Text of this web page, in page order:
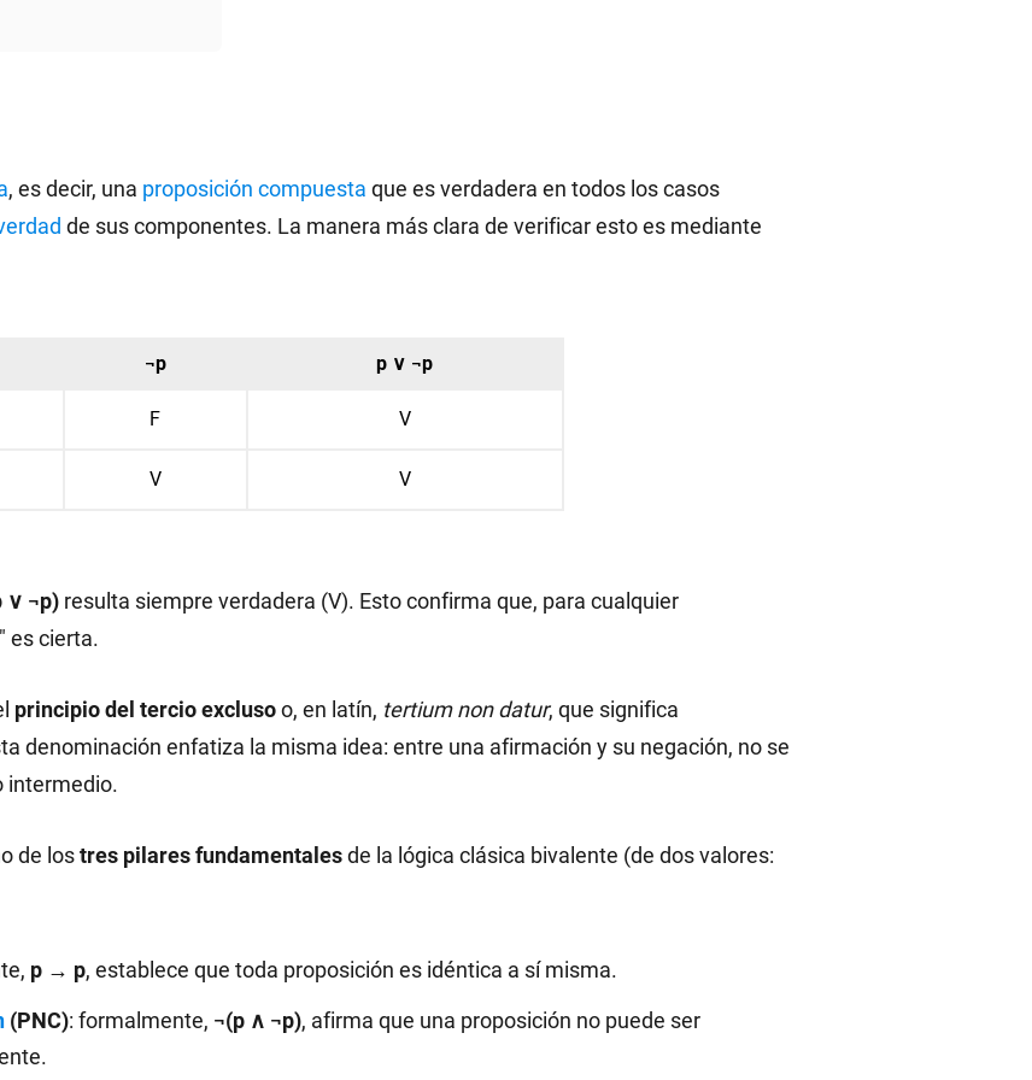
, es decir, una proposición compuesta que es verdadera en todos los casos
de sus componentes. La manera más clara de verificar esto es mediante
¬p p ∨ ¬p
F V
V V
∨ ¬p) resulta siempre verdadera (V). Esto confirma que, para cualquier
es cierta.
principio del tercio exclusoo, en latín, tertium non datur, que significa
denominación enfatiza la misma idea: entre una afirmación y su negación, no se
intermedio.
de lostres pilares fundamentalesde la lógica clásica bivalente (de dos valores:
p → p, establece que toda proposición es idéntica a sí misma.
(PNC): formalmente, ¬(p ∧ ¬p), afirma que una proposición no puede ser